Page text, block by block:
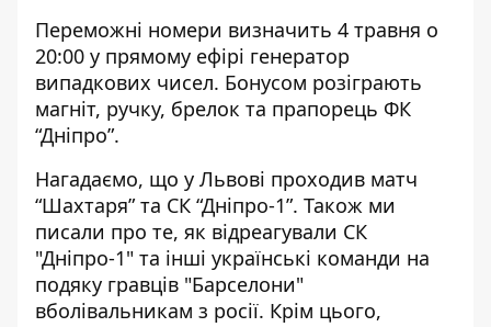
Переможні номери визначить 4 травня о
20:00 у прямому ефірі генератор
випадкових чисел. Бонусом розіграють
магніт, ручку, брелок та прапорець ФК
“Дніпро”.
Нагадаємо, що у Львові проходив матч
“Шахтаря” та СК “Дніпро-1”. Також ми
писали про те, як відреагували СК
"Дніпро-1" та інші українські команди на
подяку гравців "Барселони"
вболівальникам з росії. Крім цього,